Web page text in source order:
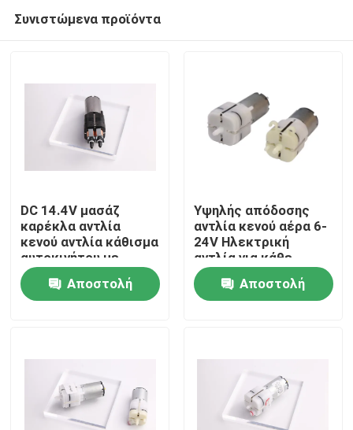
Σπίτι
Προϊόντα
Σχετικά με εμάς
Συνιστώμενα προϊόντα
DC 14.4V μασάζ
καρέκλα αντλία
κενού αντλία κάθισμα
αυτοκινήτου με
βαλβίδα για έξυπνη
συσκευήΑποστολή
Υψηλής απόδοσης
αντλία κενού αέρα 6-
24V Ηλεκτρική
αντλία για κάθε
καρέκλα μασάζ
Αποστολή